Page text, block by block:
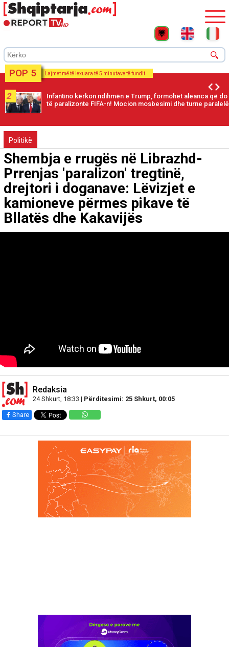
POP 5 Lajmet më të lexuara të 5 minutave të fundit
2
Infantino kërkon ndihmën e Trump, formohet aleanca që do
të paralizonte FIFA-n! Mocion mosbesimi dhe turne paralelë
Politikë
Shembja e rrugës në Librazhd-
Prrenjas 'paralizon' tregtinë,
drejtori i doganave: Lëvizjet e
kamioneve përmes pikave të
Bllatës dhe Kakavijës
Redaksia
24 Shkurt, 18:33 | Përditesimi: 25 Shkurt, 00:05
Share